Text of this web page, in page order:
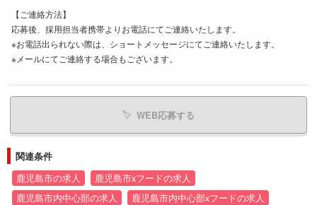
【ご連絡方法】
応募後、採用担当者携帯よりお電話にてご連絡いたします。
※お電話出られない際は、ショートメッセージにてご連絡いたします。
※メールにてご連絡する場合もございます。
WEB応募する
関連条件
鹿児島市の求人
鹿児島市xフードの求人
鹿児島市内中心部の求人
鹿児島市内中心部xフードの求人